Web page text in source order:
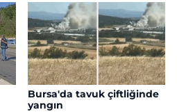
Bursa'da tavuk çiftliğinde
yangın